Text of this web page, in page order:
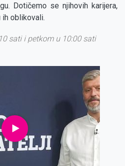
Dotičemo se njihovih karijera,
ih oblikovali.
sati i petkom u 10:00 sati